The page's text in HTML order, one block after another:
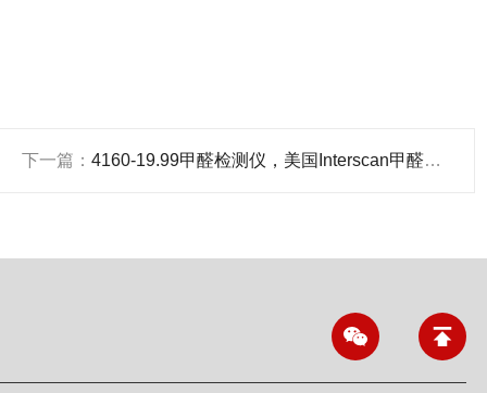
下一篇：4160-19.99甲醛检测仪，美国Interscan甲醛检测仪,成都甲醛检测仪厂家